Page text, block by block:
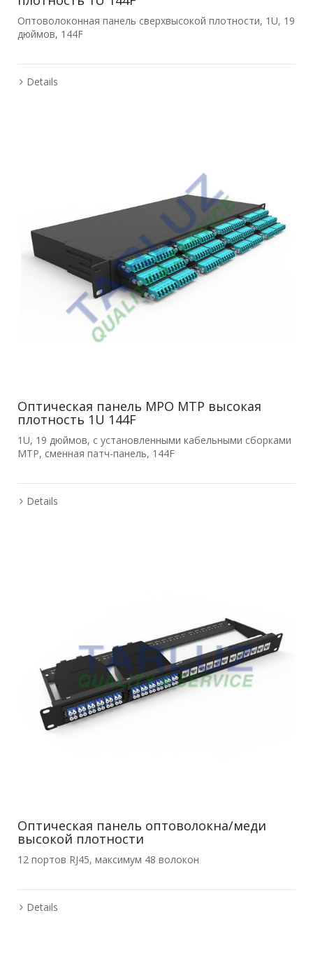
Оптоволоконная панель сверхвысокой плотности, 1U, 19
дюймов, 144F
Details
Оптическая панель MPO MTP высокая
плотность 1U 144F
1U, 19 дюймов, с установленными кабельными сборками
MTP, сменная патч-панель, 144F
Details
Оптическая панель оптоволокна/меди
высокой плотности
12 портов RJ45, максимум 48 волокон
Details